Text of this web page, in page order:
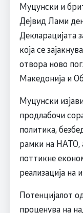
Муцунски и
Дејвид Лами
Декларацијата
која се
отвора ново
Македонија и
Муцунски
продлабочи
политика,
рамки на НАТО,
поттикне
реализација
Потенцијалот
проценува на